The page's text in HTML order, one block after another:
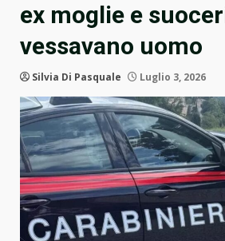
ex moglie e
vessavano uomo
Silvia Di Pasquale Luglio 3, 2026